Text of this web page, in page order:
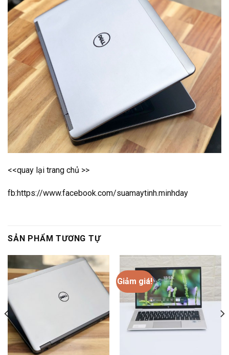
<<quay lại trang chủ >>
fb:https://www.facebook.com/suamaytinh.minhday
SẢN PHẨM TƯƠNG TỰ
Giảm giá!